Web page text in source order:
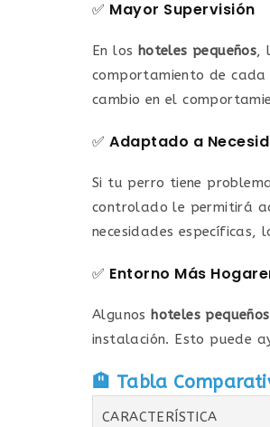
✅ Mayor Supervisión
En los hoteles pequeños,
comportamiento de
cambio en el
✅Adaptado a
Si tu perro tiene
controlado le permitirá
necesidades específicas,
✅ Entorno Más
Algunos hoteles pequeños
instalación. Esto puede
🏨 Tabla
CARACTERÍSTICA